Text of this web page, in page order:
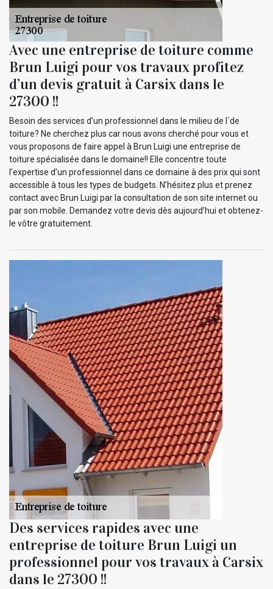
Avec une entreprise de toiture comme
Brun Luigi pour vos travaux profitez
d’un devis gratuit à Carsix dans le
27300 !!
Besoin des services d’un professionnel dans le milieu de l`de
toiture? Ne cherchez plus car nous avons cherché pour vous et
vous proposons de faire appel à Brun Luigi une entreprise de
toiture spécialisée dans le domaine!! Elle concentre toute
l’expertise d’un professionnel dans ce domaine à des prix qui sont
accessible à tous les types de budgets. N’hésitez plus et prenez
contact avec Brun Luigi par la consultation de son site internet ou
par son mobile. Demandez votre devis dès aujourd’hui et obtenez-
le vôtre gratuitement.
Des services rapides avec une
entreprise de toiture Brun Luigi un
professionnel pour vos travaux à Carsix
dans le 27300 !!